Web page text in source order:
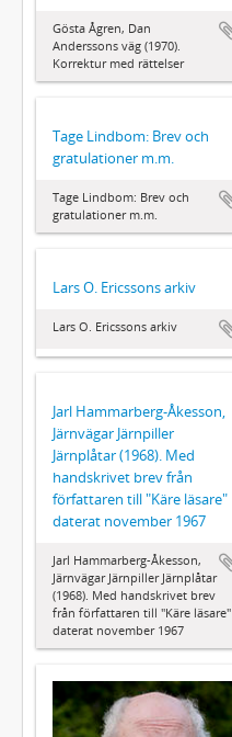
Gösta Ågren, Dan
Anderssons väg (1970).
Korrektur med rättelser
Tage Lindbom: Brev och
gratulationer m.m.
Tage Lindbom: Brev och
gratulationer m.m.
Lars O. Ericssons arkiv
Lars O. Ericssons arkiv
Jarl Hammarberg-Åkesson,
Järnvägar Järnpiller
Järnplåtar (1968). Med
handskrivet brev från
författaren till "Käre läsare"
daterat november 1967
Jarl Hammarberg-Åkesson,
Järnvägar Järnpiller Järnplåtar
(1968). Med handskrivet brev
från författaren till "Käre läsare"
daterat november 1967